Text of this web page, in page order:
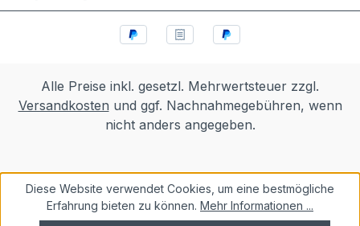
Alle Preise inkl. gesetzl. Mehrwertsteuer zzgl.
Versandkosten und ggf. Nachnahmegebühren, wenn
nicht anders angegeben.
Diese Website verwendet Cookies, um eine bestmögliche
Erfahrung bieten zu können. Mehr Informationen ...